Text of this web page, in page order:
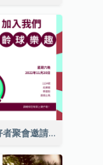
保齡球愛好者聚會邀請函